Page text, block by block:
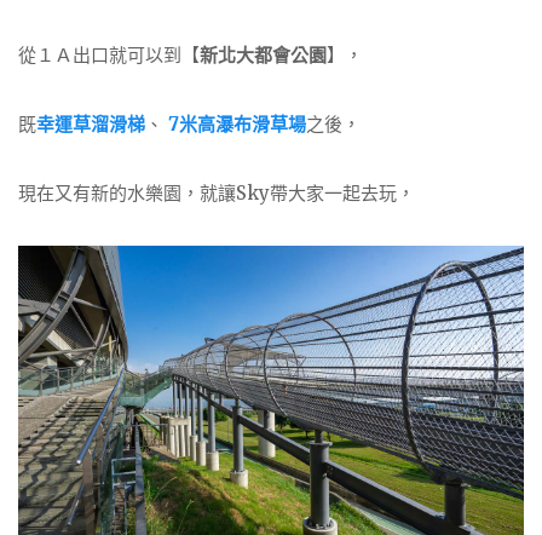
從１Ａ出口就可以到【新北大都會公園】，
既幸運草溜滑梯 、 7米高瀑布滑草場之後，
現在又有新的水樂園，就讓Sky帶大家一起去玩，